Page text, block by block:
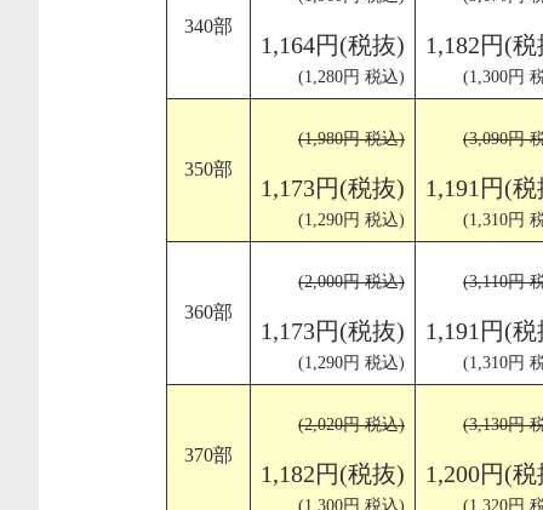
340部
1,164円(税抜)
(1,280円 税込)
1,182円(
(1,300円
350部
(1,980円 税込)
1,173円(税抜)
(1,290円 税込)
(3,090円
1,191円(
(1,310円
360部
(2,000円 税込)
1,173円(税抜)
(1,290円 税込)
(3,110円
1,191円(
(1,310円
370部
(2,020円 税込)
1,182円(税抜)
(1,300円 税込)
(3,130円
1,200円(
(1,320円